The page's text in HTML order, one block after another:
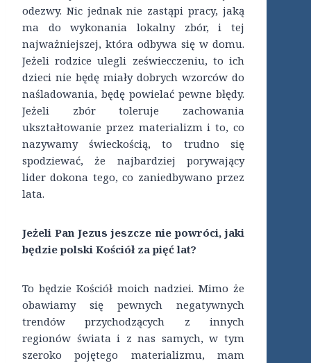
odezwy. Nic jednak nie zastąpi pracy, jaką
ma do wykonania lokalny zbór, i tej
najważniejszej, która odbywa się w domu.
Jeżeli rodzice ulegli zeświecczeniu, to ich
dzieci nie będę miały dobrych wzorców do
naśladowania, będę powielać pewne błędy.
Jeżeli zbór toleruje zachowania
ukształtowanie przez materializm i to, co
nazywamy świeckością, to trudno się
spodziewać, że najbardziej porywający
lider dokona tego, co zaniedbywano przez
lata.
Jeżeli Pan Jezus jeszcze nie powróci, jaki
będzie polski Kościół za pięć lat?
To będzie Kościół moich nadziei. Mimo że
obawiamy się pewnych negatywnych
trendów przychodzących z innych
regionów świata i z nas samych, w tym
szeroko pojętego materializmu, mam